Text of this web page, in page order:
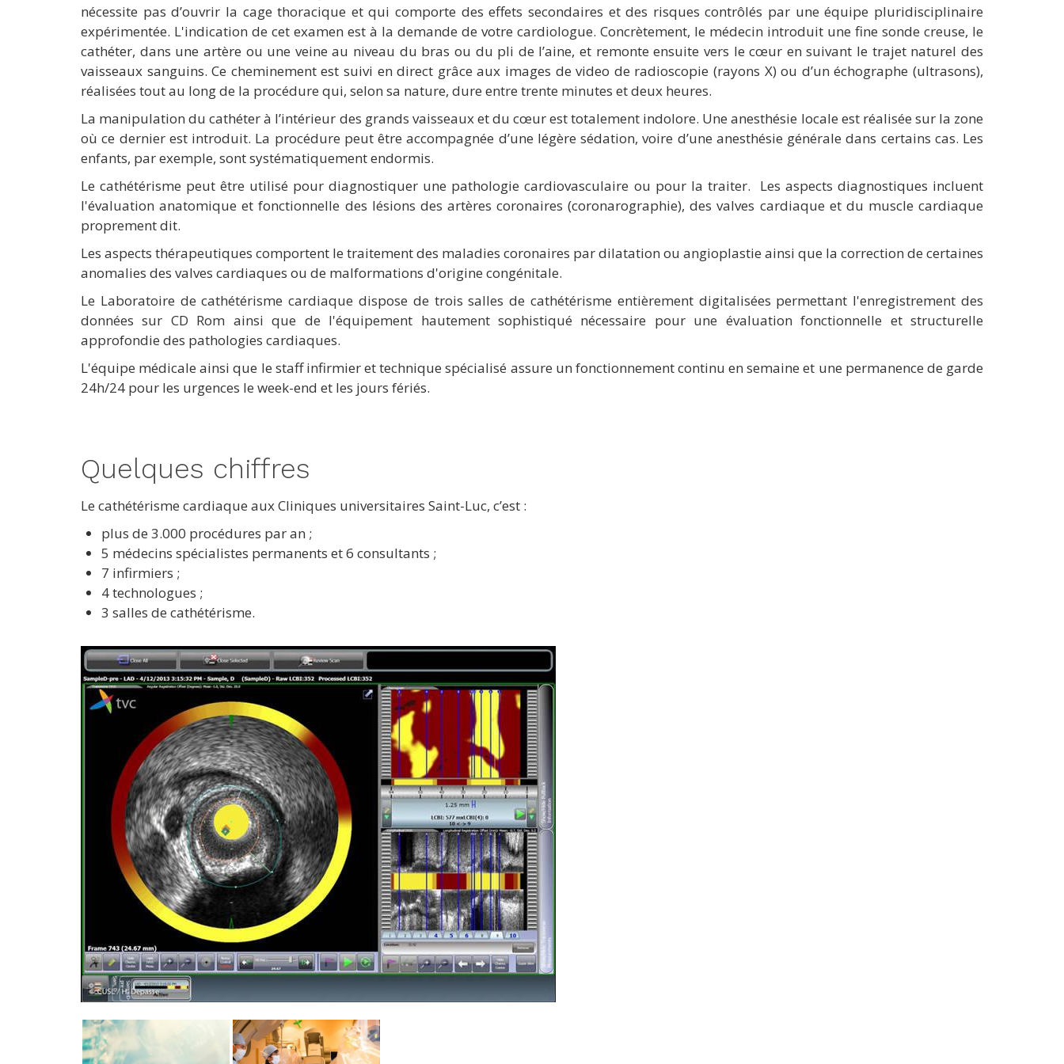
nécessite pas d’ouvrir la cage thoracique et qui comporte des effets secondaires et des risques contrôlés par une équipe pluridisciplinaire
expérimentée. L'indication de cet examen est à la demande de votre cardiologue. Concrètement, le médecin introduit une fine sonde creuse, le
cathéter, dans une artère ou une veine au niveau du bras ou du pli de l’aine, et remonte ensuite vers le cœur en suivant le trajet naturel des
vaisseaux sanguins. Ce cheminement est suivi en direct grâce aux images de video de radioscopie (rayons X) ou d’un échographe (ultrasons),
réalisées tout au long de la procédure qui, selon sa nature, dure entre trente minutes et deux heures.
La manipulation du cathéter à l’intérieur des grands vaisseaux et du cœur est totalement indolore. Une anesthésie locale est réalisée sur la zone
où ce dernier est introduit. La procédure peut être accompagnée d’une légère sédation, voire d’une anesthésie générale dans certains cas. Les
enfants, par exemple, sont systématiquement endormis.
Le cathétérisme peut être utilisé pour diagnostiquer une pathologie cardiovasculaire ou pour la traiter. Les aspects diagnostiques incluent
l'évaluation anatomique et fonctionnelle des lésions des artères coronaires (coronarographie), des valves cardiaque et du muscle cardiaque
proprement dit.
Les aspects thérapeutiques comportent le traitement des maladies coronaires par dilatation ou angioplastie ainsi que la correction de certaines
anomalies des valves cardiaques ou de malformations d'origine congénitale.
Le Laboratoire de cathétérisme cardiaque dispose de trois salles de cathétérisme entièrement digitalisées permettant l'enregistrement des
données sur CD Rom ainsi que de l'équipement hautement sophistiqué nécessaire pour une évaluation fonctionnelle et structurelle
approfondie des pathologies cardiaques.
L'équipe médicale ainsi que le staff infirmier et technique spécialisé assure un fonctionnement continu en semaine et une permanence de garde
24h/24 pour les urgences le week-end et les jours fériés.
Quelques chiffres
Le cathétérisme cardiaque aux Cliniques universitaires Saint-Luc, c’est :
plus de 3.000 procédures par an ;
5 médecins spécialistes permanents et 6 consultants ;
7 infirmiers ;
4 technologues ;
3 salles de cathétérisme.